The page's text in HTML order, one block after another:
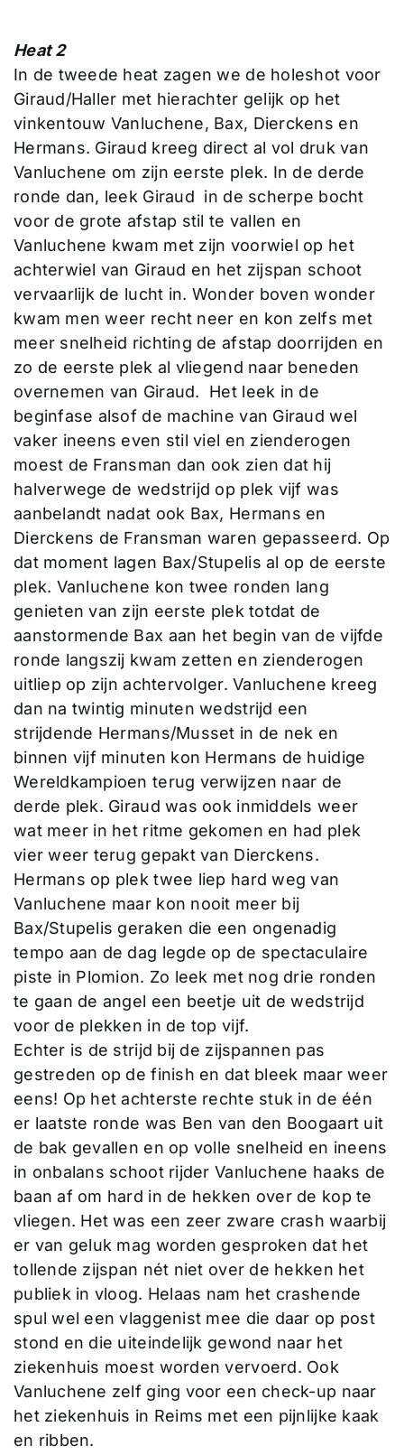
Heat 2
In de tweede heat zagen we de holeshot voor
Giraud/Haller met hierachter gelijk op het
vinkentouw Vanluchene, Bax, Dierckens en
Hermans. Giraud kreeg direct al vol druk van
Vanluchene om zijn eerste plek. In de derde
ronde dan, leek Giraud in de scherpe bocht
voor de grote afstap stil te vallen en
Vanluchene kwam met zijn voorwiel op het
achterwiel van Giraud en het zijspan schoot
vervaarlijk de lucht in. Wonder boven wonder
kwam men weer recht neer en kon zelfs met
meer snelheid richting de afstap doorrijden en
zo de eerste plek al vliegend naar beneden
overnemen van Giraud. Het leek in de
beginfase alsof de machine van Giraud wel
vaker ineens even stil viel en zienderogen
moest de Fransman dan ook zien dat hij
halverwege de wedstrijd op plek vijf was
aanbelandt nadat ook Bax, Hermans en
Dierckens de Fransman waren gepasseerd. Op
dat moment lagen Bax/Stupelis al op de eerste
plek. Vanluchene kon twee ronden lang
genieten van zijn eerste plek totdat de
aanstormende Bax aan het begin van de vijfde
ronde langszij kwam zetten en zienderogen
uitliep op zijn achtervolger. Vanluchene kreeg
dan na twintig minuten wedstrijd een
strijdende Hermans/Musset in de nek en
binnen vijf minuten kon Hermans de huidige
Wereldkampioen terug verwijzen naar de
derde plek. Giraud was ook inmiddels weer
wat meer in het ritme gekomen en had plek
vier weer terug gepakt van Dierckens.
Hermans op plek twee liep hard weg van
Vanluchene maar kon nooit meer bij
Bax/Stupelis geraken die een ongenadig
tempo aan de dag legde op de spectaculaire
piste in Plomion. Zo leek met nog drie ronden
te gaan de angel een beetje uit de wedstrijd
voor de plekken in de top vijf.
Echter is de strijd bij de zijspannen pas
gestreden op de finish en dat bleek maar weer
eens! Op het achterste rechte stuk in de één
er laatste ronde was Ben van den Boogaart uit
de bak gevallen en op volle snelheid en ineens
in onbalans schoot rijder Vanluchene haaks de
baan af om hard in de hekken over de kop te
vliegen. Het was een zeer zware crash waarbij
er van geluk mag worden gesproken dat het
tollende zijspan nét niet over de hekken het
publiek in vloog. Helaas nam het crashende
spul wel een vlaggenist mee die daar op post
stond en die uiteindelijk gewond naar het
ziekenhuis moest worden vervoerd. Ook
Vanluchene zelf ging voor een check-up naar
het ziekenhuis in Reims met een pijnlijke kaak
en ribben.